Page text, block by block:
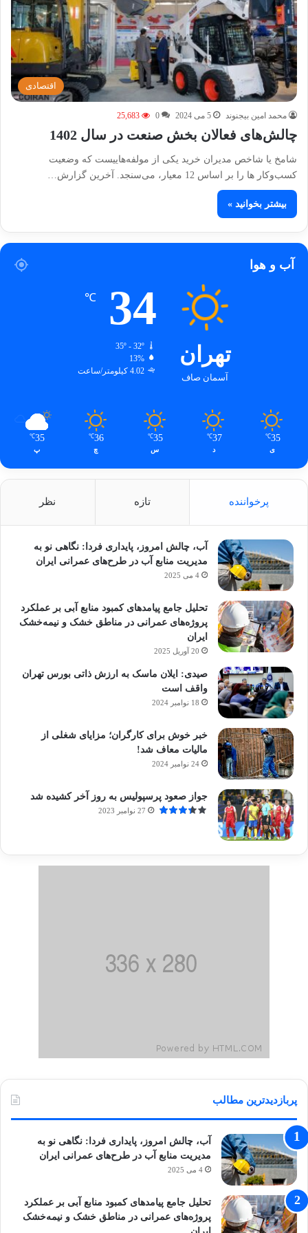
اقتصادی
محمد امین بیجنوند 5 می 2024 0
25,683
چالش‌های فعالان بخش صنعت در سال 1402
شامخ یا شاخص مدیران خرید یکی از مولفه‌هاییست که وضعیت
کسب‌وکار ها را بر اساس 12 معیار، می‌سنجد. آخرین گزارش…
بیشتر بخوانید »
آب و هوا
تهران
آسمان صاف
34
℃
35º - 32º
13%
4.02 کیلومتر/ساعت
35
℃
ی
37
℃
د
35
℃
س
36
℃
چ
35
℃
پ
پرخواننده تازه نظر
آب، چالش امروز، پایداری فردا: نگاهی نو به
مدیریت منابع آب در طرح‌های عمرانی ایران
4 می 2025
تحلیل جامع پیامدهای کمبود منابع آبی بر عملکرد
پروژه‌های عمرانی در مناطق خشک و نیمه‌خشک
ایران
20 آوریل 2025
صیدی: ایلان ماسک به ارزش ذاتی بورس تهران
واقف است
18 نوامبر 2024
خبر خوش برای کارگران؛ مزایای شغلی از
مالیات معاف شد!
24 نوامبر 2024
جواز صعود پرسپولیس به روز آخر کشیده شد
27 نوامبر 2023
پربازدیدترین مطالب
آب، چالش امروز، پایداری فردا: نگاهی نو به
مدیریت منابع آب در طرح‌های عمرانی ایران
4 می 2025
تحلیل جامع پیامدهای کمبود منابع آبی بر عملکرد
پروژه‌های عمرانی در مناطق خشک و نیمه‌خشک